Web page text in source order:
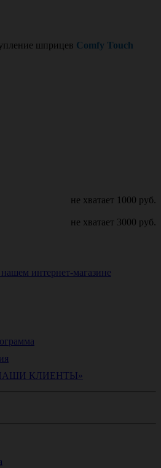
шприцев Comfy Touch
не хватает 1000 руб.
не хватает 3000 руб.
нашем интернет-магазине
«НАШИ КЛИЕНТЫ»